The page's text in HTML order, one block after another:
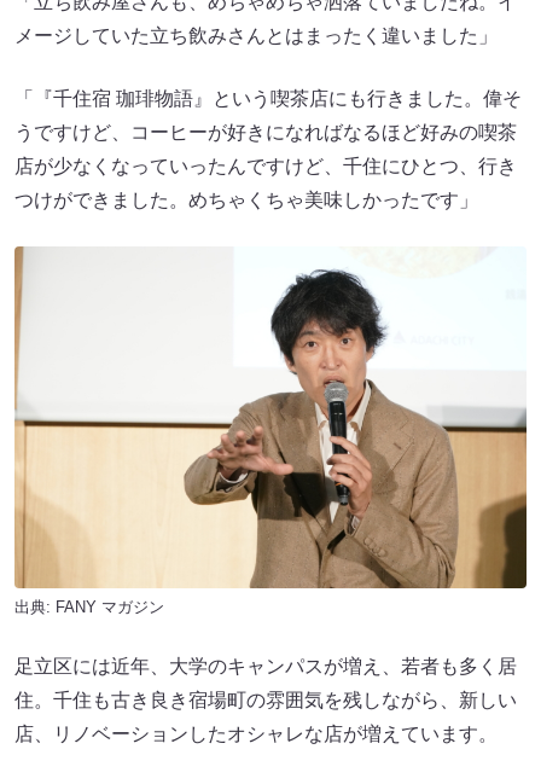
メージしていた立ち飲みさんとはまったく違いました」
「『千住宿 珈琲物語』という喫茶店にも行きました。偉そ
うですけど、コーヒーが好きになればなるほど好みの喫茶
店が少なくなっていったんですけど、千住にひとつ、行き
つけができました。めちゃくちゃ美味しかったです」
出典: FANY マガジン
足立区には近年、大学のキャンパスが増え、若者も多く居
住。千住も古き良き宿場町の雰囲気を残しながら、新しい
店、リノベーションしたオシャレな店が増えています。